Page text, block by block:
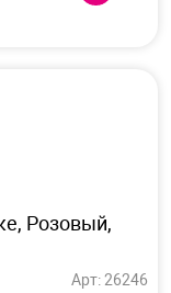
Розовый,
Арт: 26246